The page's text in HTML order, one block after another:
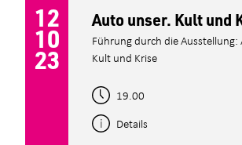
12
10
23
Auto unser. Kult und
Führung durch die Ausstellung:
Kult und Krise
19.00
Details